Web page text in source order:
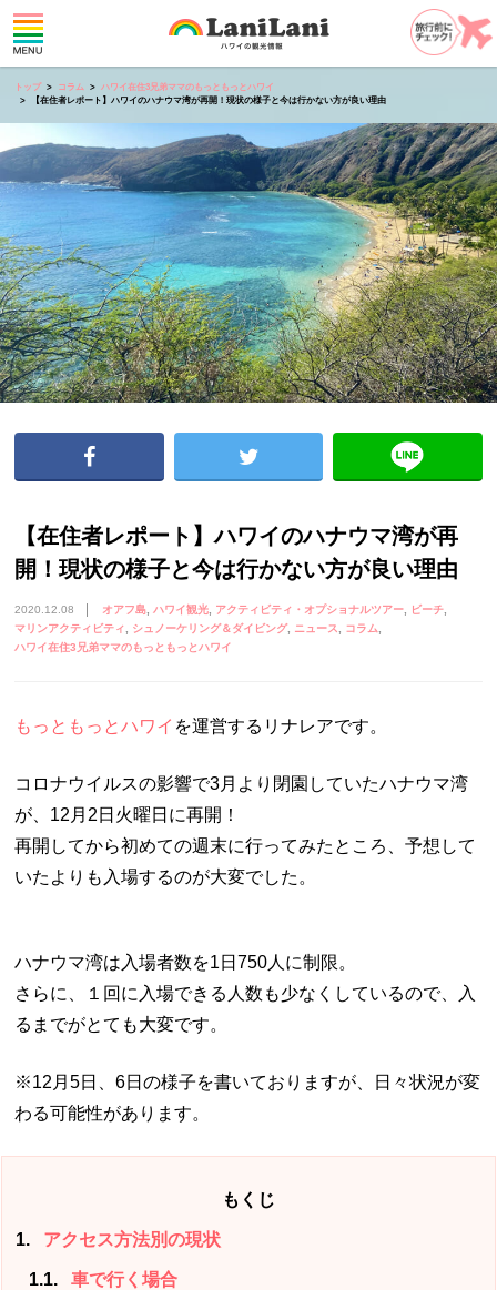
トップ コラム
ハワイ在住3兄弟ママのもっともっとハワイ
【在住者レポート】ハワイのハナウマ湾が再開！現状の様子と今は行かない方が良い理由
【在住者レポート】ハワイのハナウマ湾が再
開！現状の様子と今は行かない方が良い理由
2020.12.08 オアフ島 ハワイ観光 アクティビティ・オプショナルツアー
ビーチ
マリンアクティビティ シュノーケリング＆ダイビング ニュース コラム
ハワイ在住3兄弟ママのもっともっとハワイ
もっともっとハワイ を運営するリナレアです。
コロナウイルスの影響で3月より閉園していたハナウマ湾
が、12月2日火曜日に再開！
再開してから初めての週末に行ってみたところ、予想して
いたよりも入場するのが大変でした。
ハナウマ湾は入場者数を1日750人に制限。
さらに、１回に入場できる人数も少なくしているので、入
るまでがとても大変です。
※12月5日、6日の様子を書いておりますが、日々状況が変
わる可能性があります。
もくじ
1 アクセス方法別の現状
1.1 車で行く場合